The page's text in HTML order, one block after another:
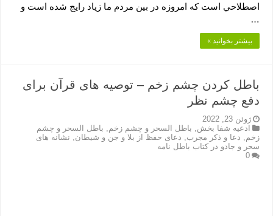
اصطلاحي است كه امروزه در بين مردم ما زياد رایج شده است و
…
بیشتر بخوانید »
باطل کردن چشم زخم – توصیه های قرآن برای
دفع چشم نظر
ژوئن 23, 2022
ادعیه شفا بخش
باطل السحر و چشم زخم
باطل السحر و چشم
زخم
دعا و ذکر مجرب دعای حفظ از بلا و جن و شیطان
نشانه های
سحر و جادو در کتاب باطل نامه
0